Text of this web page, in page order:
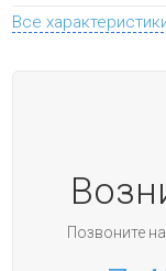
Все
Позвоните